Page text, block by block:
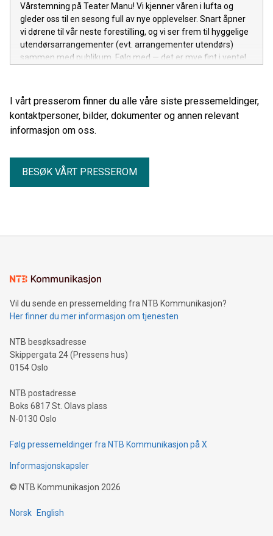
Vårstemning på Teater Manu! Vi kjenner våren i lufta og
gleder oss til en sesong full av nye opplevelser. Snart åpner
vi dørene til vår neste forestilling, og vi ser frem til hyggelige
utendørsarrangementer (evt. arrangementer utendørs)
sammen med publikum. Følg med — det er mye fint i vente!
I vårt presserom finner du alle våre siste pressemeldinger,
kontaktpersoner, bilder, dokumenter og annen relevant
informasjon om oss.
BESØK VÅRT PRESSEROM
Vil du sende en pressemelding fra NTB Kommunikasjon?
Her finner du mer informasjon om tjenesten
NTB besøksadresse
Skippergata 24 (Pressens hus)
0154 Oslo
NTB postadresse
Boks 6817 St. Olavs plass
N-0130 Oslo
Følg pressemeldinger fra NTB Kommunikasjon på X
Informasjonskapsler
© NTB Kommunikasjon 2026
Norsk English